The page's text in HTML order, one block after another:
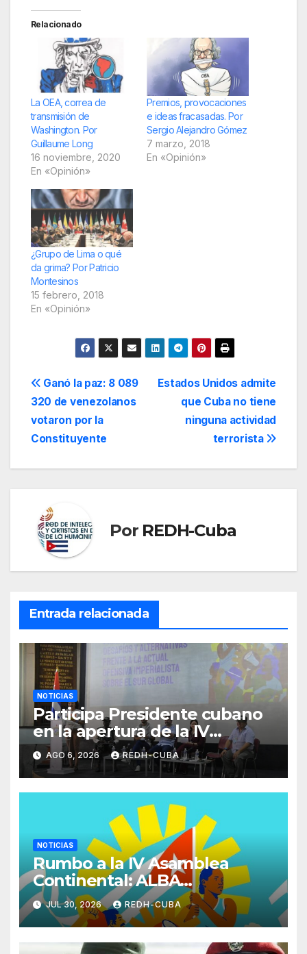
Relacionado
La OEA, correa de
transmisión de
Washington. Por
Guillaume Long
16 noviembre, 2020
En «Opinión»
Premios, provocaciones
e ideas fracasadas. Por
Sergio Alejandro Gómez
7 marzo, 2018
En «Opinión»
¿Grupo de Lima o qué
da grima? Por Patricio
Montesinos
15 febrero, 2018
En «Opinión»
Navegación
de
entradas
Estados Unidos admite
que Cuba no tiene
ninguna actividad
terrorista
Ganó la paz: 8 089
320 de venezolanos
votaron por la
Constituyente
Por REDH-Cuba
Entrada relacionada
NOTICIAS
Participa Presidente cubano
en la apertura de la IV
Asamblea Continental ALBA
Movimientos
AGO 6, 2026 REDH-CUBA
NOTICIAS
Rumbo a la IV Asamblea
Continental: ALBA
Movimientos se cita en La
Habana para fortalecer la
unidad popular.
JUL 30, 2026 REDH-CUBA